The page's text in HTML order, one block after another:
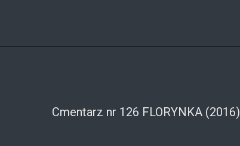
Cmentarz nr 126 FLORYNKA (2016)